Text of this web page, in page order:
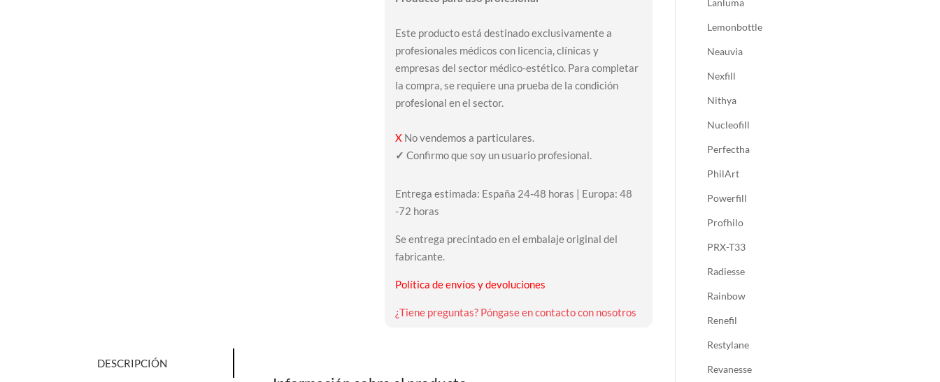
Este producto está destinado exclusivamente a
profesionales médicos con licencia, clínicas y
empresas del sector médico-estético. Para completar
la compra, se requiere una prueba de la condición
profesional en el sector.
XNo vendemos a particulares.
✓ Confirmo que soy un usuario profesional.
Entrega estimada: España 24-48 horas | Europa: 48
-72 horas
Se entrega precintado en el embalaje original del
fabricante.
Política de envíos y devoluciones
¿Tiene preguntas? Póngase en contacto con nosotros
DESCRIPCIÓN
Lanluma
Lemonbottle
Neauvia
Nexfill
Nithya
Nucleofill
Perfectha
PhilArt
Powerfill
Profhilo
PRX-T33
Radiesse
Rainbow
Renefil
Restylane
Revanesse